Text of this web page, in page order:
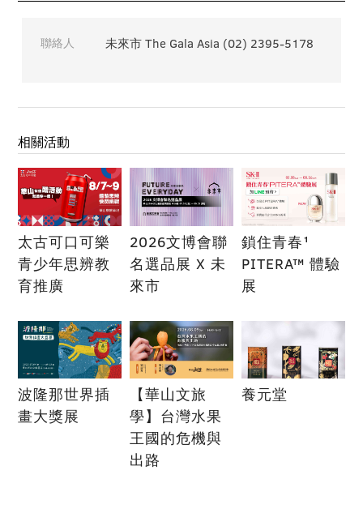
聯絡人 未來市 The Gala Asia (02) 2395-5178
相關活動
太古可口可樂
青少年思辨教
育推廣
2026文博會聯
名選品展 X 未
來市
鎖住青春¹
PITERA™ 體驗
展
波隆那世界插
畫大獎展
【華山文旅
學】台灣水果
王國的危機與
出路
養元堂